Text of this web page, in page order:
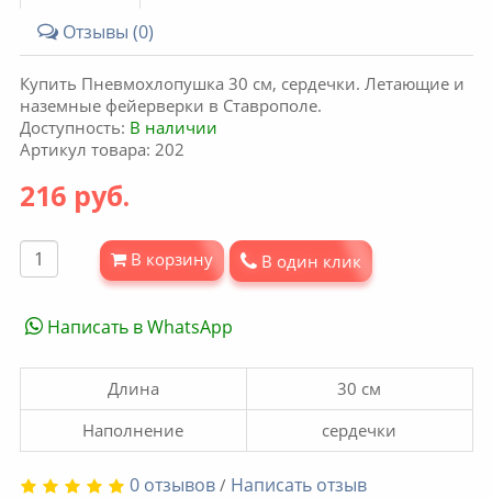
Отзывы (0)
Купить Пневмохлопушка 30 см, сердечки. Летающие и
наземные фейерверки в Ставрополе.
Доступность: В наличии
Артикул товара: 202
216 руб.
В корзину В один клик
Написать в WhatsApp
Длина
30 см
Наполнение
сердечки
0 отзывов/ Написать отзыв